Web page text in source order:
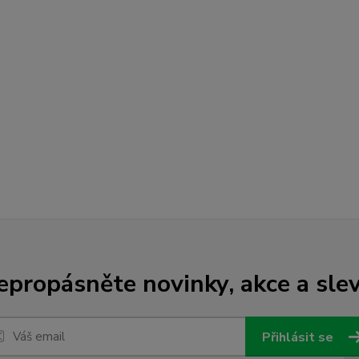
novinky, akce a
Přihlásit se